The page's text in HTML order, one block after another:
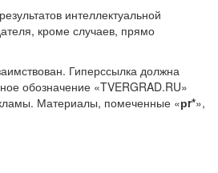
интеллектуальной
кроме случаев, прямо
Гиперссылка должна
обозначение «TVERGRAD.RU»
Материалы, помеченные «рr*»,